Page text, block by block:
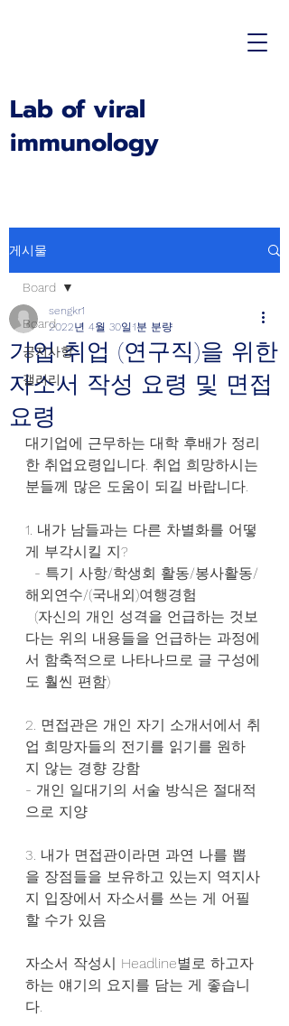
Lab of viral
immunology
게시물
Board
공지사항
갤러리
Board
기업 취업 (연구직)을 위한
자소서 작성 요령 및 면접
요령
sengkr1
2022년 4월 30일 1분 분량
대기업에 근무하는 대학 후배가 정리
한 취업요령입니다. 취업 희망하시는
분들께 많은 도움이 되길 바랍니다.
1. 내가 남들과는 다른 차별화를 어떻
게 부각시킬 지?
해외연수/(국내외)여행경험
다는 위의 내용들을 언급하는 과정에
서 함축적으로 나타나므로 글 구성에
도 훨씬 편함)
2. 면접관은 개인 자기 소개서에서 취
업 희망자들의 전기를 읽기를 원하
지 않는 경향 강함
- 개인 일대기의 서술 방식은 절대적
으로 지양
3. 내가 면접관이라면 과연 나를 뽑
을 장점들을 보유하고 있는지 역지사
지 입장에서 자소서를 쓰는 게 어필
할 수가 있음
자소서 작성시 Headline별로 하고자
하는 얘기의 요지를 담는 게 좋습니
다.